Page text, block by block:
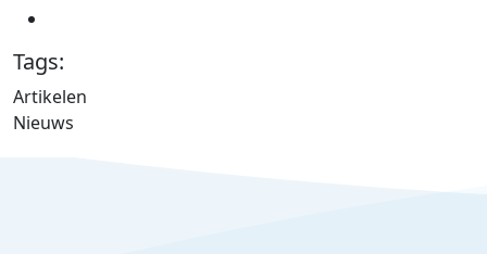
Tags:
Artikelen
Nieuws